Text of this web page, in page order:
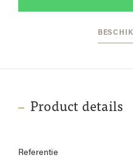
Product details
Referentie